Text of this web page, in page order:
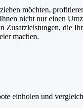
möchten,
nicht nur einen
Zusatzleistungen, die
machen.
einholen und